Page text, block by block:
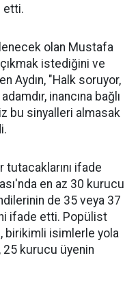
etti.
olan Mustafa
istediğini ve
Aydın, "Halk soruyor,
inancına bağlı
bu sinyalleri almasak
ifade
en az 30 kurucu
de 35 veya 37
ifade etti. Popülist
birikimli isimlerle yola
25 kurucu üyenin